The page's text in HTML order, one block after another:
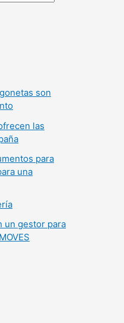
son
las
para
una
un gestor para